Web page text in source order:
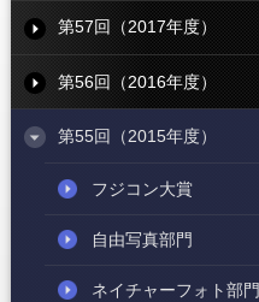
第57回（2017年度）
第56回（2016年度）
第55回（2015年度）
フジコン大賞
自由写真部門
ネイチャーフォト部門